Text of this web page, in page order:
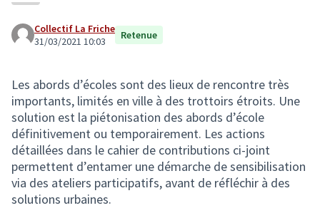
Collectif La Friche
31/03/2021 10:03
Retenue
Les abords d’écoles sont des lieux de rencontre très
importants, limités en ville à des trottoirs étroits. Une
solution est la piétonisation des abords d’école
définitivement ou temporairement. Les actions
détaillées dans le cahier de contributions ci-joint
permettent d’entamer une démarche de sensibilisation
via des ateliers participatifs, avant de réfléchir à des
solutions urbaines.